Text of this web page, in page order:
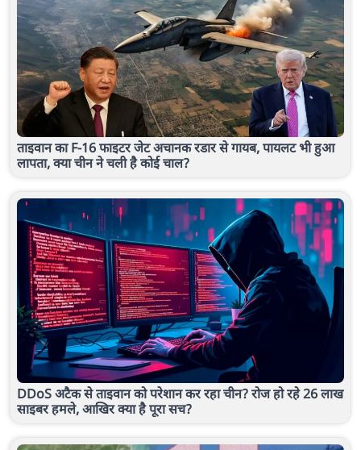
ताइवान का F-16 फाइटर जेट अचानक रडार से गायब, पायलट भी हुआ
लापता, क्या चीन ने चली है कोई चाल?
DDoS अटैक से ताइवान को परेशान कर रहा चीन? रोज हो रहे 26 लाख
साइबर हमले, आखिर क्या है पूरा सच?